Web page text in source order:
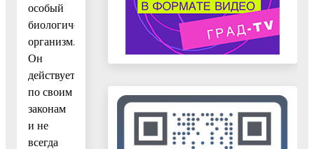
особый
биологический
организм.
Он
действует
по своим
законам
и не
всегда